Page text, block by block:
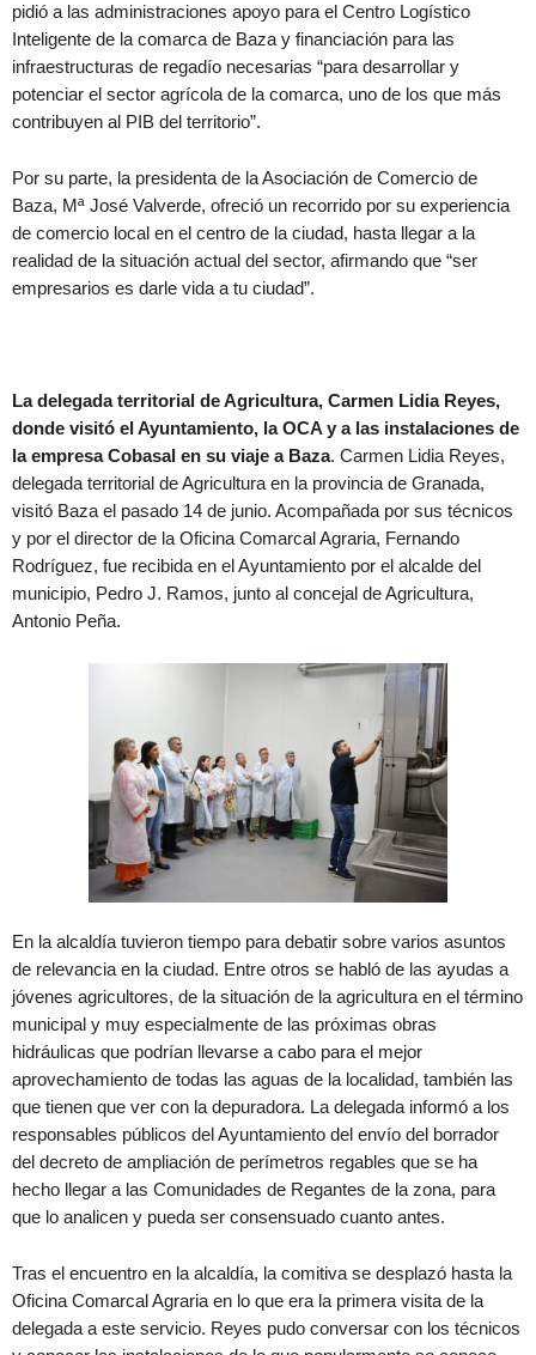
pidió a las administraciones apoyo para el Centro Logístico
Inteligente de la comarca de Baza y financiación para las
infraestructuras de regadío necesarias “para desarrollar y
potenciar el sector agrícola de la comarca, uno de los que más
contribuyen al PIB del territorio”.
Por su parte, la presidenta de la Asociación de Comercio de
Baza, Mª José Valverde, ofreció un recorrido por su experiencia
de comercio local en el centro de la ciudad, hasta llegar a la
realidad de la situación actual del sector, afirmando que “ser
empresarios es darle vida a tu ciudad”.
La delegada territorial de Agricultura, Carmen Lidia Reyes,
donde visitó el Ayuntamiento, la OCA y a las instalaciones de
la empresa Cobasal en su viaje a Baza. Carmen Lidia Reyes,
delegada territorial de Agricultura en la provincia de Granada,
visitó Baza el pasado 14 de junio. Acompañada por sus técnicos
y por el director de la Oficina Comarcal Agraria, Fernando
Rodríguez, fue recibida en el Ayuntamiento por el alcalde del
municipio, Pedro J. Ramos, junto al concejal de Agricultura,
Antonio Peña.
En la alcaldía tuvieron tiempo para debatir sobre varios asuntos
de relevancia en la ciudad. Entre otros se habló de las ayudas a
jóvenes agricultores, de la situación de la agricultura en el término
municipal y muy especialmente de las próximas obras
hidráulicas que podrían llevarse a cabo para el mejor
aprovechamiento de todas las aguas de la localidad, también las
que tienen que ver con la depuradora. La delegada informó a los
responsables públicos del Ayuntamiento del envío del borrador
del decreto de ampliación de perímetros regables que se ha
hecho llegar a las Comunidades de Regantes de la zona, para
que lo analicen y pueda ser consensuado cuanto antes.
Tras el encuentro en la alcaldía, la comitiva se desplazó hasta la
Oficina Comarcal Agraria en lo que era la primera visita de la
delegada a este servicio. Reyes pudo conversar con los técnicos